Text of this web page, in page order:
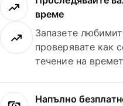
време
Запазете
проверявате как
течение на
Напълно